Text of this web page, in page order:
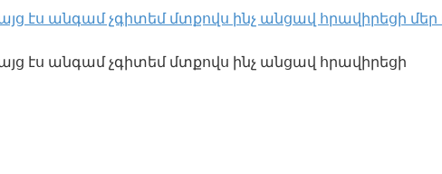
էս անգամ չգիտեմ մտքովս ինչ անցավ հրավիրեցի մեր
էս անգամ չգիտեմ մտքովս ինչ անցավ հրավիրեցի